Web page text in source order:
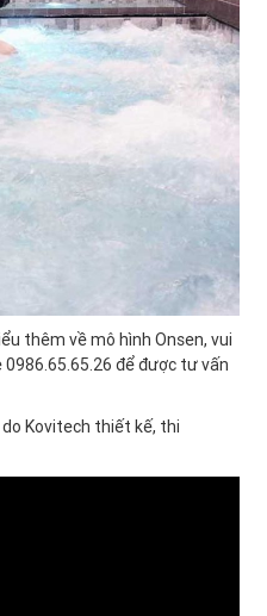
thêm về mô hình Onsen, vui
để được tư vấn
Kovitech thiết kế, thi